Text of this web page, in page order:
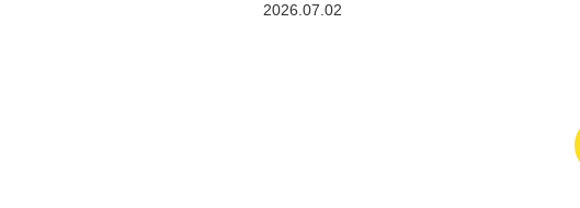
2026.07.02